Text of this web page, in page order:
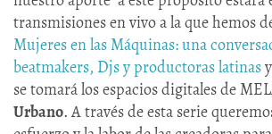
transmisiones en vivo a la que hemos
Mujeres en las Máquinas: una
beatmakers, Djs y productoras latinas
se tomará los espacios digitales de
Urbano. A través de esta serie